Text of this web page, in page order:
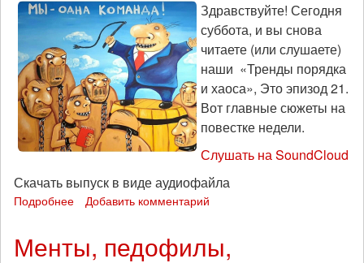
Здравствуйте! Сегодня
суббота, и вы снова
читаете (или слушаете)
наши «Тренды порядка
и хаоса», Это эпизод 21.
Вот главные сюжеты на
повестке недели.
Слушать на SoundCloud
Скачать выпуск в виде аудиофайла
Подробнее
и
Добавить комментарий
Менты, педофилы,